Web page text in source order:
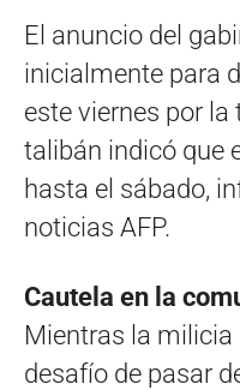
El anuncio del
inicialmente para
este viernes por la
talibán indicó que
hasta el sábado,
noticias AFP.
Cautela en la
Mientras la milicia
desafío de pasar